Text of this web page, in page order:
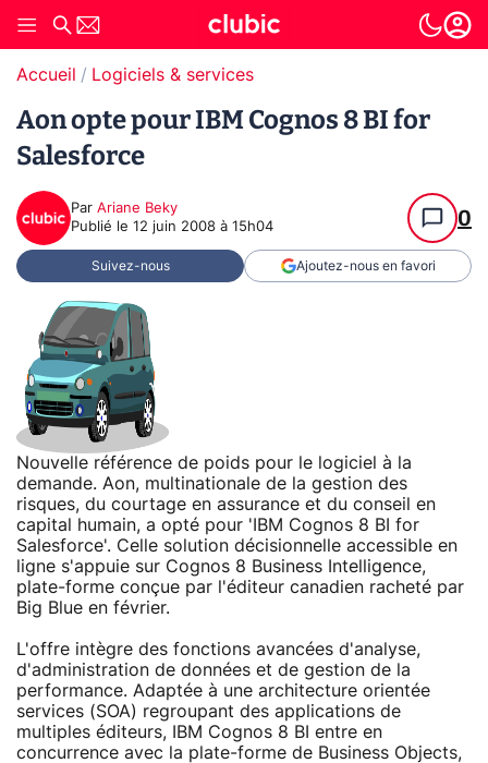
Accueil Logiciels & services
Aon opte pour IBM Cognos 8 BI for
Salesforce
Par Ariane Beky
Publié le 12 juin 2008 à 15h04 0
Suivez-nous Ajoutez-nous en favori
Nouvelle référence de poids pour le logiciel à la
demande. Aon, multinationale de la gestion des
risques, du courtage en assurance et du conseil en
capital humain, a opté pour 'IBM Cognos 8 BI for
Salesforce'. Celle solution décisionnelle accessible en
ligne s'appuie sur Cognos 8 Business Intelligence,
plate-forme conçue par l'éditeur canadien racheté par
Big Blue en février.
L'offre intègre des fonctions avancées d'analyse,
d'administration de données et de gestion de la
performance. Adaptée à une architecture orientée
services (SOA) regroupant des applications de
multiples éditeurs, IBM Cognos 8 BI entre en
concurrence avec la plate-forme de Business Objects,